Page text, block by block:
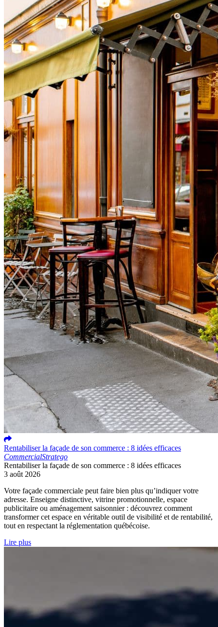
Rentabiliser la façade de son commerce : 8 idées efficaces
CommercialStratego
Rentabiliser la façade de son commerce : 8 idées efficaces
3 août 2026
Votre façade commerciale peut faire bien plus qu’indiquer votre
adresse. Enseigne distinctive, vitrine promotionnelle, espace
publicitaire ou aménagement saisonnier : découvrez comment
transformer cet espace en véritable outil de visibilité et de rentabilité,
tout en respectant la réglementation québécoise.
Lire plus